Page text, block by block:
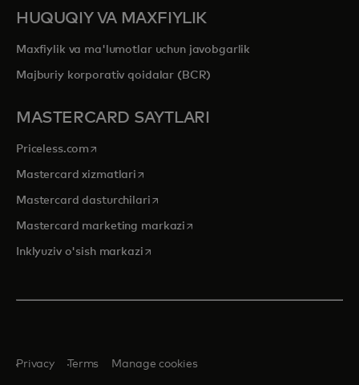
HUQUQIY VA MAXFIYLIK
Maxfiylik va ma'lumotlar uchun javobgarlik
Majburiy korporativ qoidalar (BCR)
MASTERCARD SAYTLARI
Priceless.com opens in a new tab
Mastercard xizmatlari opens in a new tab
Mastercard dasturchilariopens in a new tab
Mastercard marketing markazi opens in a new tab
Inklyuziv o'sish markaziopens in a new tab
Privacy Terms Manage cookies